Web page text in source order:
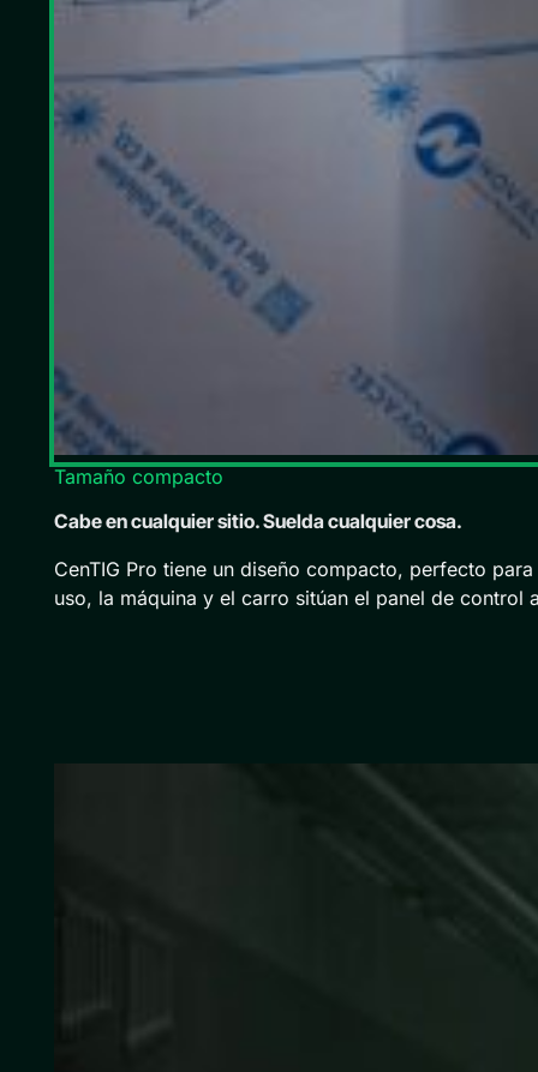
Tamaño compacto
Cabe en cualquier sitio. Suelda cualquier cosa.
CenTIG Pro tiene un diseño compacto, perfecto
uso, la máquina y el carro sitúan el panel de